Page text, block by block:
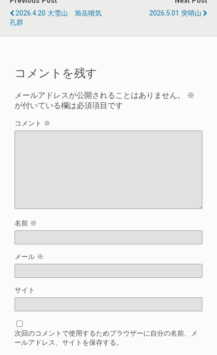
2026.4.20 大雪山 旭岳噴気
孔群
2026.5.01 突哨山
コメントを残す
メールアドレスが公開されることはありません。
※
が付いている欄は必須項目です
コメント ※
名前 ※
メール ※
サイト
次回のコメントで使用するためブラウザーに自分の名前、メ
ールアドレス、サイトを保存する。